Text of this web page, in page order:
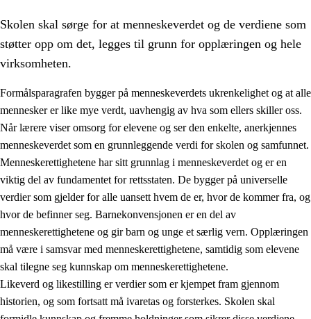
1. Opplæringens verdigrunnlag
1.1 Menneskeverdet
1.2 Identitet og kulturelt mangfold
1.3 Kritisk tenkning og etisk bevissthet
1.4 Skaperglede, engasjement og utforskertrang
1.5 Respekt for naturen og miljøbevissthet
Skolen skal sørge for at menneskeverdet og de verdiene som
støtter opp om det, legges til grunn for opplæringen og hele
virksomheten.
Formålsparagrafen bygger på menneskeverdets ukrenkelighet og at alle
mennesker er like mye verdt, uavhengig av hva som ellers skiller oss.
Når lærere viser omsorg for elevene og ser den enkelte, anerkjennes
menneskeverdet som en grunnleggende verdi for skolen og samfunnet.
Menneskerettighetene har sitt grunnlag i menneskeverdet og er en
viktig del av fundamentet for rettsstaten. De bygger på universelle
verdier som gjelder for alle uansett hvem de er, hvor de kommer fra, og
hvor de befinner seg. Barnekonvensjonen er en del av
menneskerettighetene og gir barn og unge et særlig vern. Opplæringen
må være i samsvar med menneskerettighetene, samtidig som elevene
skal tilegne seg kunnskap om menneskerettighetene.
Likeverd og likestilling er verdier som er kjempet fram gjennom
historien, og som fortsatt må ivaretas og forsterkes. Skolen skal